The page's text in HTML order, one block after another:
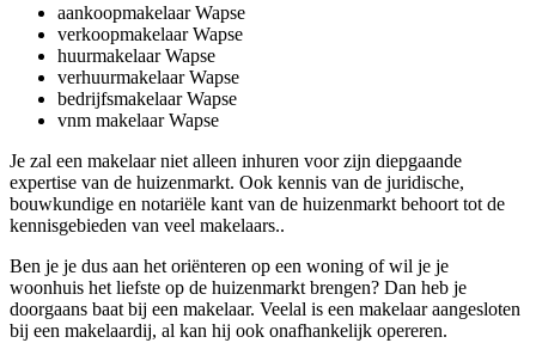
aankoopmakelaar Wapse
verkoopmakelaar Wapse
huurmakelaar Wapse
verhuurmakelaar Wapse
bedrijfsmakelaar Wapse
vnm makelaar Wapse
Je zal een makelaar niet alleen inhuren voor zijn diepgaande
expertise van de huizenmarkt. Ook kennis van de juridische,
bouwkundige en notariële kant van de huizenmarkt behoort tot de
kennisgebieden van veel makelaars..
Ben je je dus aan het oriënteren op een woning of wil je je
woonhuis het liefste op de huizenmarkt brengen? Dan heb je
doorgaans baat bij een makelaar. Veelal is een makelaar aangesloten
bij een makelaardij, al kan hij ook onafhankelijk opereren.